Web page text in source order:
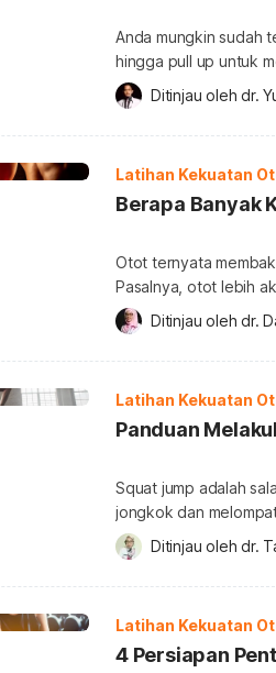
Anda mungkin sudah
hingga pull up untuk
bagaimana dengan
Anda juga perlu
makin ideal. Lantas,
Ditinjau oleh dr.
Latihan Kekuatan
Berapa Banyak
Otot ternyata
Pasalnya, otot lebih
bahwa semakin
yang dibakar. Lantas,
mengetahui
Ditinjau oleh dr.
Latihan Kekuatan
Panduan
Squat jump adalah
jongkok dan
gerakan pemanasan.
memberikan banyak
jump yang sudah
Ditinjau oleh dr.
Latihan Kekuatan
4 Persiapan